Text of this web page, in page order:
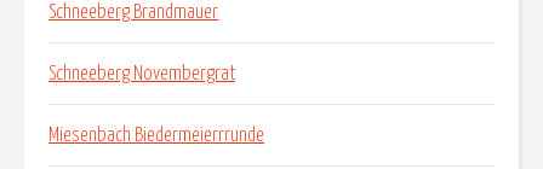
Schneeberg Brandmauer
Schneeberg Novembergrat
Miesenbach Biedermeierrrunde